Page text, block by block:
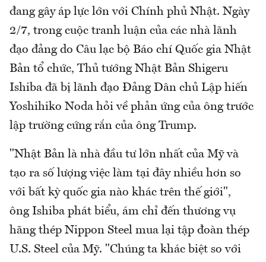
đang gây áp lực lớn với Chính phủ Nhật. Ngày
2/7, trong cuộc tranh luận của các nhà lãnh
đạo đảng do Câu lạc bộ Báo chí Quốc gia Nhật
Bản tổ chức, Thủ tướng Nhật Bản Shigeru
Ishiba đã bị lãnh đạo Đảng Dân chủ Lập hiến
Yoshihiko Noda hỏi về phản ứng của ông trước
lập trường cứng rắn của ông Trump.
"Nhật Bản là nhà đầu tư lớn nhất của Mỹ và
tạo ra số lượng việc làm tại đây nhiều hơn so
với bất kỳ quốc gia nào khác trên thế giới",
ông Ishiba phát biểu, ám chỉ đến thương vụ
hãng thép Nippon Steel mua lại tập đoàn thép
U.S. Steel của Mỹ. "Chúng ta khác biệt so với